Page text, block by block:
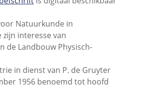
Natuurkunde in
interesse van
de Landbouw Physisch-
in dienst van P. de Gruyter
1956 benoemd tot hoofd